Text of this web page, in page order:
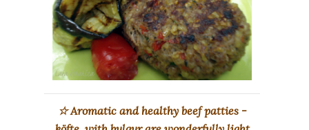
☆ Aromatic and healthy beef patties -